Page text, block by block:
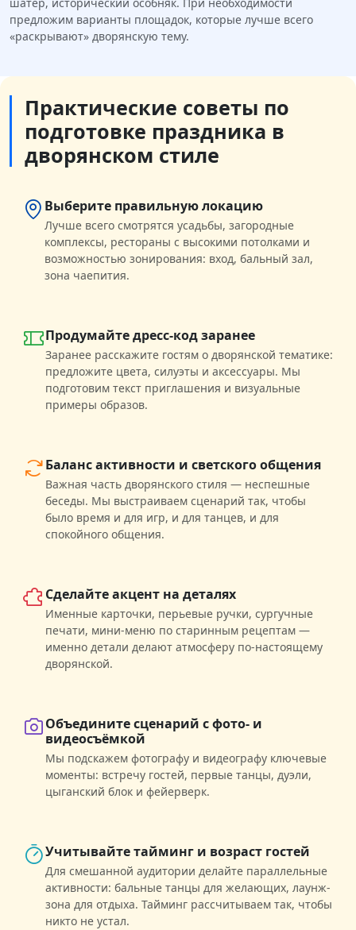
шатёр, исторический особняк. При необходимости
предложим варианты площадок, которые лучше всего
«раскрывают» дворянскую тему.
Практические советы по
подготовке праздника в
дворянском стиле
Выберите правильную локацию
Лучше всего смотрятся усадьбы, загородные
комплексы, рестораны с высокими потолками и
возможностью зонирования: вход, бальный зал,
зона чаепития.
Продумайте дресс-код заранее
Заранее расскажите гостям о дворянской тематике:
предложите цвета, силуэты и аксессуары. Мы
подготовим текст приглашения и визуальные
примеры образов.
Баланс активности и светского общения
Важная часть дворянского стиля — неспешные
беседы. Мы выстраиваем сценарий так, чтобы
было время и для игр, и для танцев, и для
спокойного общения.
Сделайте акцент на деталях
Именные карточки, перьевые ручки, сургучные
печати, мини-меню по старинным рецептам —
именно детали делают атмосферу по-настоящему
дворянской.
Объедините сценарий с фото- и
видеосъёмкой
Мы подскажем фотографу и видеографу ключевые
моменты: встречу гостей, первые танцы, дуэли,
цыганский блок и фейерверк.
Учитывайте тайминг и возраст гостей
Для смешанной аудитории делайте параллельные
активности: бальные танцы для желающих, лаунж-
зона для отдыха. Тайминг рассчитываем так, чтобы
никто не устал.